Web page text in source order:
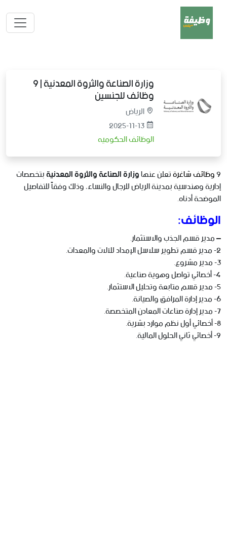
وزارة الصناعة والثروة المعدنية | 9
وظائف للجنسين
الرياض
2025-11-13
الوظائف الحكوميه
9وظائف شاغرةتعلن عنهاوزارة الصناعة والثروة المعدنيةبتخصصات
إدارية وهندسية بمدينة الرياض للرجال والنساء، وذلك وفقاً للتفاصيل
الموضحة أدناه.
الوظائف:
– مدير قسم الجذب والاستثمار.
2- مدير قسم تطوير سلاسل الإمداد للآلات والمعدات.
3- مدير مشروع.
4- أخصائي تواصل وهوية صناعية.
5- مدير قسم متابعة وتحليل الاستثمار.
6- مدير إدارة المرافق والصيانة.
7- مدير إدارة صناعات المعادن المتخصصة.
8- أخصائي أول نظم موارد بشرية.
9- أخصائي ثاني الحلول المالية.